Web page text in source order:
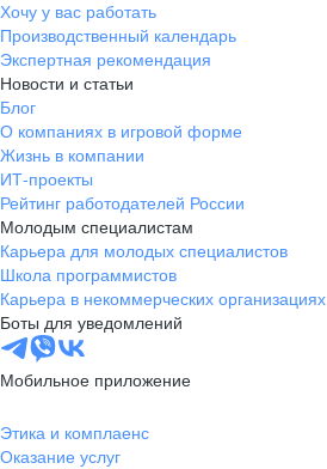
Хочу у вас работать
Производственный календарь
Экспертная рекомендация
Новости и статьи
Блог
О компаниях в игровой форме
Жизнь в компании
ИТ-проекты
Рейтинг работодателей России
Молодым специалистам
Карьера для молодых специалистов
Школа программистов
Карьера в некоммерческих организациях
Боты для уведомлений
Мобильное приложение
Этика и комплаенс
Оказание услуг